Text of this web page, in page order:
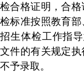
检合格证明，合
检标准按照教育
招生体检工作指
文件的有关规定
不予录取。